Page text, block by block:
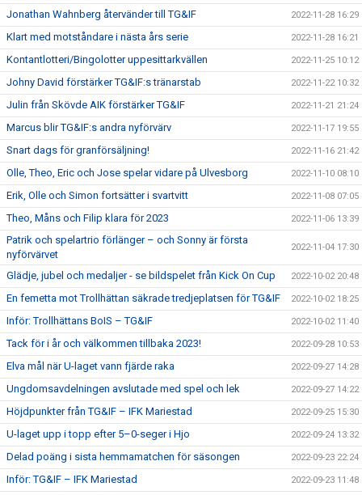
Jonathan Wahnberg återvänder till TG&IF 2022-11-28 16:29
Klart med motståndare i nästa års serie 2022-11-28 16:21
Kontantlotteri/Bingolotter uppesittarkvällen 2022-11-25 10:12
Johny David förstärker TG&IF:s tränarstab 2022-11-22 10:32
Julin från Skövde AIK förstärker TG&IF 2022-11-21 21:24
Marcus blir TG&IF:s andra nyförvärv 2022-11-17 19:55
Snart dags för granförsäljning! 2022-11-16 21:42
Olle, Theo, Eric och Jose spelar vidare på Ulvesborg 2022-11-10 08:10
Erik, Olle och Simon fortsätter i svartvitt 2022-11-08 07:05
Theo, Måns och Filip klara för 2023 2022-11-06 13:39
Patrik och spelartrio förlänger – och Sonny är första
nyförvärvet
2022-11-04 17:30
Glädje, jubel och medaljer - se bildspelet från Kick On Cup 2022-10-02 20:48
En femetta mot Trollhättan säkrade tredjeplatsen för TG&IF 2022-10-02 18:25
Inför: Trollhättans BoIS – TG&IF 2022-10-02 11:40
Tack för i år och välkommen tillbaka 2023! 2022-09-28 10:53
Elva mål när U-laget vann fjärde raka 2022-09-27 14:28
Ungdomsavdelningen avslutade med spel och lek 2022-09-27 14:22
Höjdpunkter från TG&IF – IFK Mariestad 2022-09-25 15:30
U-laget upp i topp efter 5–0-seger i Hjo 2022-09-24 13:32
Delad poäng i sista hemmamatchen för säsongen 2022-09-23 22:24
Inför: TG&IF – IFK Mariestad 2022-09-23 11:48